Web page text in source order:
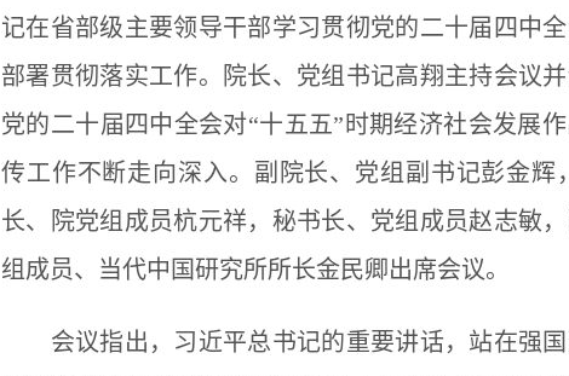
记在省部级主要领导干部学习贯彻党的二十届四中
部署贯彻落实工作。院长、党组书记高翔主持会议
党的二十届四中全会对“十五五”时期经济社会发展
传工作不断走向深入。副院长、党组副书记彭金辉
长、院党组成员杭元祥，秘书长、党组成员赵志敏
组成员、当代中国研究所所长金民卿出席会议。
会议指出，习近平总书记的重要讲话，站在强国